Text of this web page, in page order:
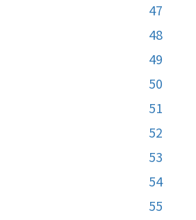
47
48
49
50
51
52
53
54
55